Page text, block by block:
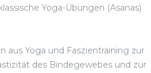
Yoga-Übungen (Asanas)
aus Yoga und Faszientraining zur
des Bindegewebes und zur